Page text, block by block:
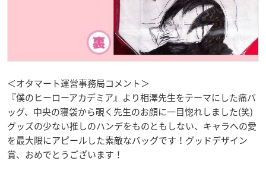
＜オタマート運営事務局コメント＞
『僕のヒーローアカデミア』より相澤先生をテーマにした痛バ
ッグ、中央の寝袋から覗く先生のお顔に一目惚れしました(笑)
グッズの少ない推しのハンデをものともしない、キャラへの愛
を最大限にアピールした素敵なバッグです！グッドデザイン
賞、おめでとうございます！